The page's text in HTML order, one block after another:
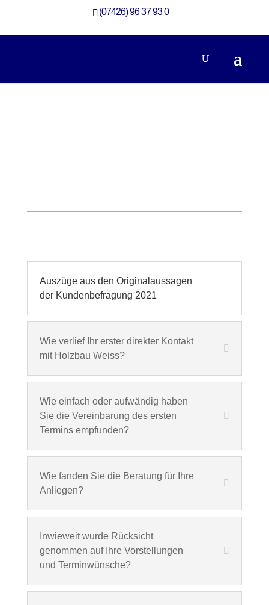
(07426) 96 37 93 0
Auszüge aus den Originalaussagen
der Kundenbefragung 2021
Wie verlief Ihr erster direkter Kontakt
mit Holzbau Weiss?
Wie einfach oder aufwändig haben
Sie die Vereinbarung des ersten
Termins empfunden?
Wie fanden Sie die Beratung für Ihre
Anliegen?
Inwieweit wurde Rücksicht
genommen auf Ihre Vorstellungen
und Terminwünsche?